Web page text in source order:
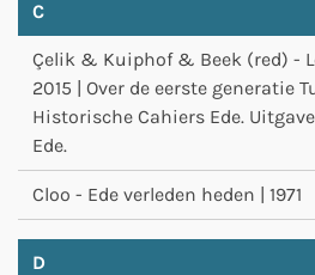
C
Çelik & Kuiphof & Beek (red) -
2015 | Over de eerste generatie
Historische Cahiers Ede.
Ede.
Cloo - Ede verleden heden | 1971
D